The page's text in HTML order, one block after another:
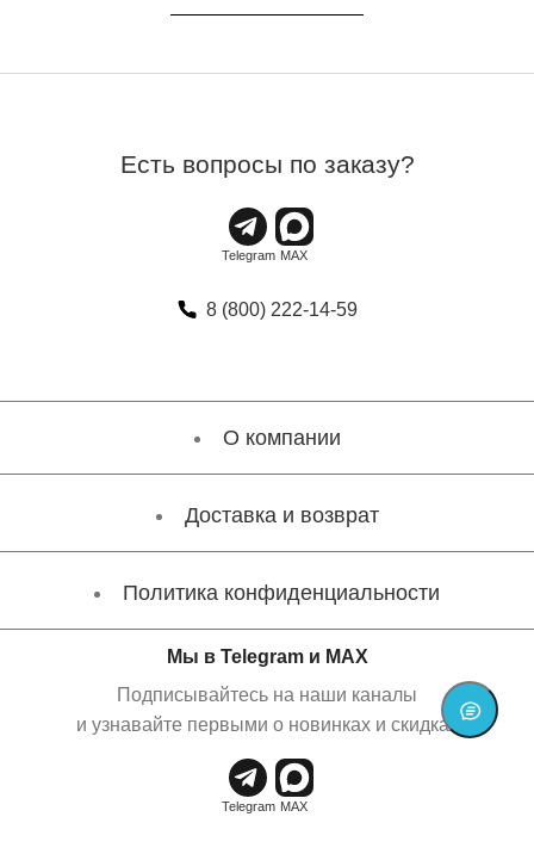
Есть вопросы по заказу?
8 (800) 222-14-59
О компании
Доставка и возврат
Политика конфиденциальности
Мы в Telegram и MAX
Подписывайтесь на наши каналы
и узнавайте первыми о новинках и скидках